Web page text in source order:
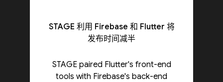
STAGE 利用 Firebase 和 Flutter 将
发布时间减半
STAGE paired Flutter's front-end
tools with Firebase's back-end